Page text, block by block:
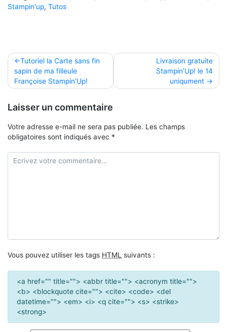
Stampin'up, Tutos
Navigation
de
l’article
Tutoriel la Carte sans fin
sapin de ma filleule
Françoise Stampin’Up!
Livraison gratuite
Stampin’Up! le 14
uniqument
Laisser un commentaire
Votre adresse e-mail ne sera pas publiée. Les champs
obligatoires sont indiqués avec *
Vous pouvez utiliser les tags HTML suivants :
<a href="" title=""> <abbr title=""> <acronym title="">
<b> <blockquote cite=""> <cite> <code> <del
datetime=""> <em> <i> <q cite=""> <s> <strike>
<strong>